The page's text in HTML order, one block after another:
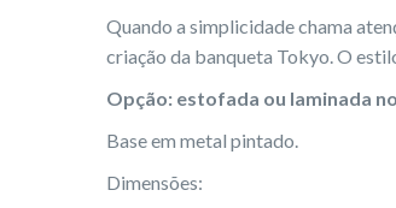
Quando a simplicidade chama
criação da banqueta Tokyo. O
Opção: estofada ou laminada
Base em metal pintado.
Dimensões: